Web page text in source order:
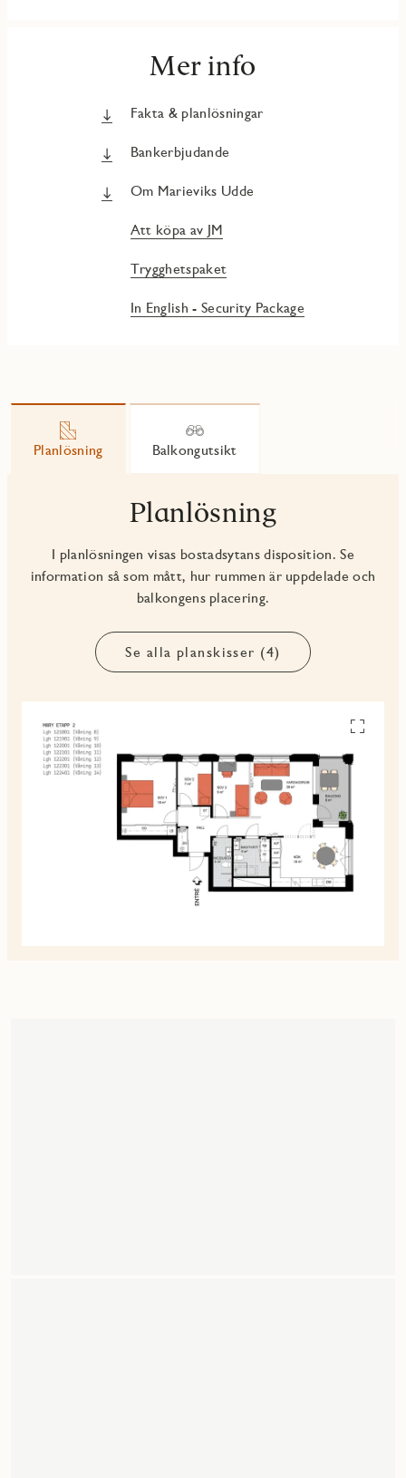
Mer info
Fakta & planlösningar
Bankerbjudande
Om Marieviks Udde
Att köpa av JM
Trygghetspaket
In English - Security Package
Planlösning Balkongutsikt
Planlösning
I planlösningen visas bostadsytans disposition. Se
information så som mått, hur rummen är uppdelade och
balkongens placering.
Se alla planskisser (4)
Se